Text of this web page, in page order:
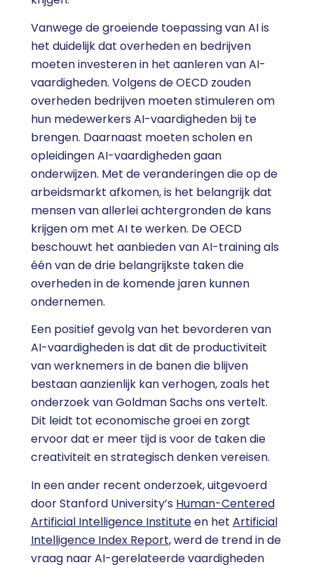
Vanwege de groeiende toepassing van AI is
het duidelijk dat overheden en bedrijven
moeten investeren in het aanleren van AI-
vaardigheden. Volgens de OECD zouden
overheden bedrijven moeten stimuleren om
hun medewerkers AI-vaardigheden bij te
brengen. Daarnaast moeten scholen en
opleidingen AI-vaardigheden gaan
onderwijzen. Met de veranderingen die op de
arbeidsmarkt afkomen, is het belangrijk dat
mensen van allerlei achtergronden de kans
krijgen om met AI te werken. De OECD
beschouwt het aanbieden van AI-training als
één van de drie belangrijkste taken die
overheden in de komende jaren kunnen
ondernemen.
Een positief gevolg van het bevorderen van
AI-vaardigheden is dat dit de productiviteit
van werknemers in de banen die blijven
bestaan aanzienlijk kan verhogen, zoals het
onderzoek van Goldman Sachs ons vertelt.
Dit leidt tot economische groei en zorgt
ervoor dat er meer tijd is voor de taken die
creativiteit en strategisch denken vereisen.
In een ander recent onderzoek, uitgevoerd
door Stanford University’s Human-Centered
Artificial Intelligence Instituteen het Artificial
Intelligence Index Report, werd de trend in de
vraag naar AI-gerelateerde vaardigheden